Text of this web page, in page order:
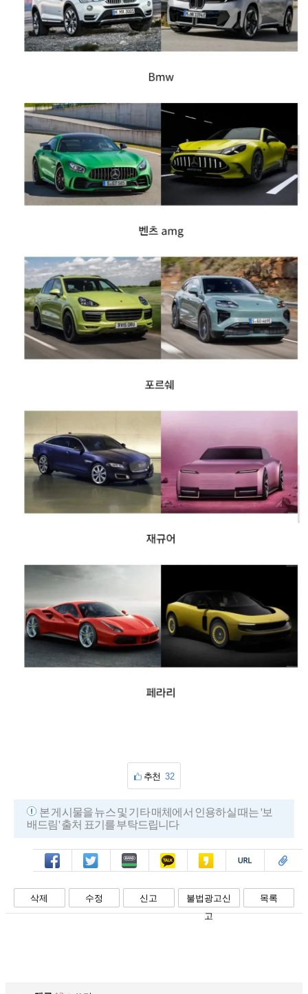
추천 32
본 게시물을 뉴스 및 기타 매체에서 인용하실 때는 '보
배드림' 출처 표기를 부탁드립니다
페북 트윗 밴드 카톡 카스 복사 스크랩
삭제 수정 신고
불법광고신
고
목록